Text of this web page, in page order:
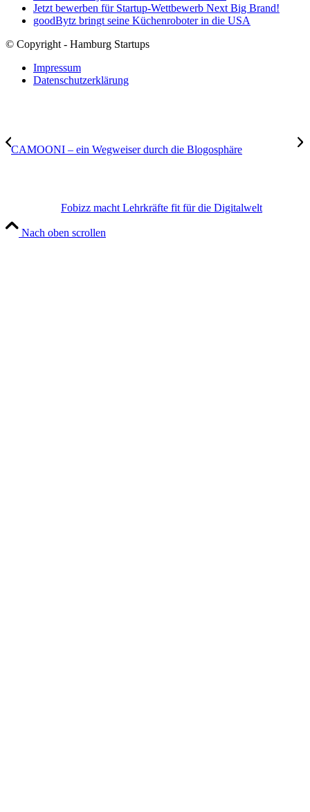
Jetzt bewerben für Startup-Wettbewerb Next Big Brand!
goodBytz bringt seine Küchenroboter in die USA
© Copyright - Hamburg Startups
Impressum
Datenschutzerklärung
CAMOONI – ein Wegweiser durch die Blogosphäre
Fobizz macht Lehrkräfte fit für die Digitalwelt
Nach oben scrollen